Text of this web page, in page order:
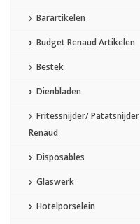
Barartikelen
Budget Renaud Artikelen
Bestek
Dienbladen
Fritessnijder/ Patatsnijder
Renaud
Disposables
Glaswerk
Hotelporselein